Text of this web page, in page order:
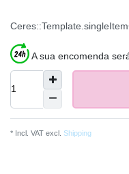
A sua encomenda
* Incl. VAT excl. Shipping